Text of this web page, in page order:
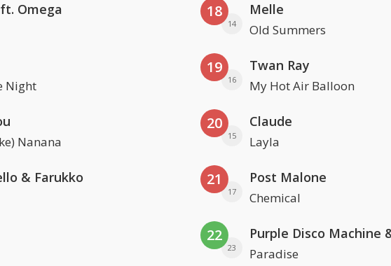
Omega
Night
Nanana
& Farukko
18
14
Melle
Old Summers
19
16
Twan Ray
My Hot Air Balloon
20
15
Claude
Layla
21
17
Post Malone
Chemical
22
23 Paradise